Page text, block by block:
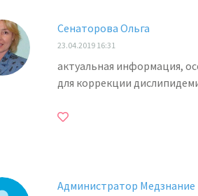
Сенаторова Ольга
23.04.2019 16:31
актуальная информация,
для коррекции
Администратор Медзнание